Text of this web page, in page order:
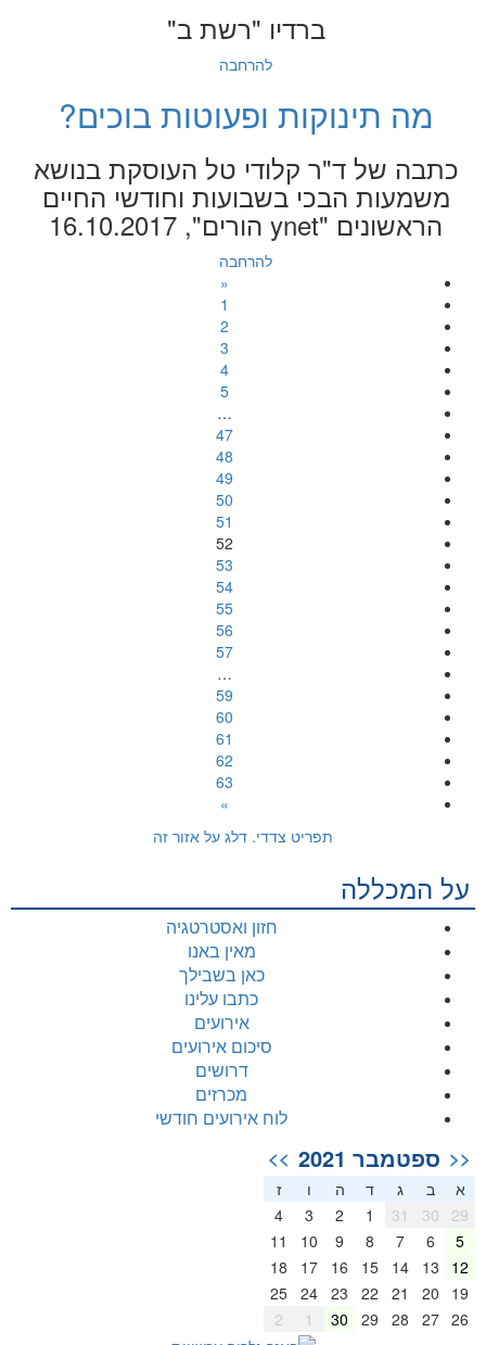
ברדיו "רשת ב"
להרחבה
מה תינוקות ופעוטות בוכים?
כתבה של ד"ר קלודי טל העוסקת בנושא
משמעות הבכי בשבועות וחודשי החיים
הראשונים "ynet הורים", 16.10.2017
להרחבה
«
1
2
3
4
5
…
47
48
49
50
51
52
53
54
55
56
57
…
59
60
61
62
63
»
תפריט צדדי. דלג על אזור זה
על המכללה
חזון ואסטרטגיה
מאין באנו
כאן בשבילך
כתבו עלינו
אירועים
סיכום אירועים
דרושים
מכרזים
לוח אירועים חודשי
<< ספטמבר 2021 >>
א ב ג ד ה
ז
29
30
31
2
3
4
5
6
7
8
9
10
11
12
13
14
15
16
17
18
19
20
21
22
23
24
25
26
27
28
29
30
2